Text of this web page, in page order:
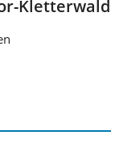
Kletterwald